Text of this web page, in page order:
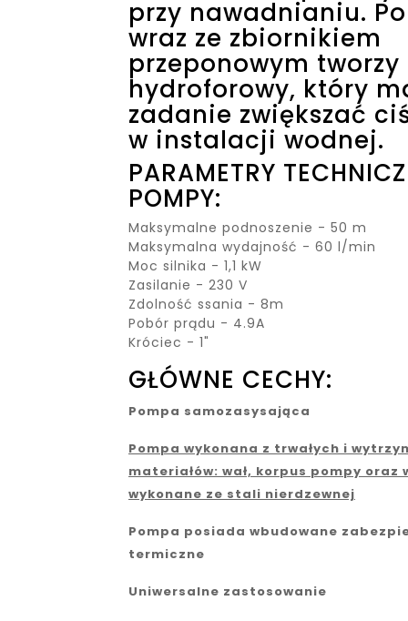
przy nawadnianiu.
wraz ze zbiornikiem
przeponowym tworzy
hydroforowy, który
zadanie zwiększać
w instalacji wodnej.
PARAMETRY
POMPY:
Maksymalne podnoszenie - 50 m
Maksymalna wydajność - 60 l/min
Moc silnika - 1,1 kW
Zasilanie - 230 V
Zdolność ssania - 8m
Pobór prądu - 4.9A
Króciec - 1"
GŁÓWNE CECHY:
Pompa samozasysająca
Pompa wykonana z trwałych i
materiałów: wał, korpus pompy oraz
wykonane ze stali nierdzewnej
Pompa posiada wbudowane
termiczne
Uniwersalne zastosowanie